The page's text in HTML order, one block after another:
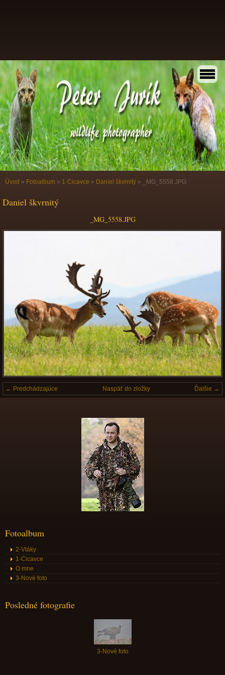
Úvod » Fotoalbum » 1-Cicavce » Daniel škvrnitý » _MG_5558.JPG
Daniel škvrnitý
_MG_5558.JPG
← Predchádzajúce Ďalšie →
Naspäť do zložky
Fotoalbum
2-Vtáky
1-Cicavce
O mne
3-Nové foto
Posledné fotografie
3-Nové foto